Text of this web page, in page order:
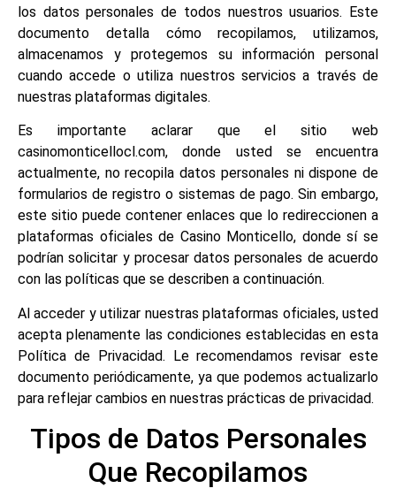
los datos personales de todos nuestros usuarios. Este
documento detalla cómo recopilamos, utilizamos,
almacenamos y protegemos su información personal
cuando accede o utiliza nuestros servicios a través de
nuestras plataformas digitales.
Es importante aclarar que el sitio web
casinomonticellocl.com, donde usted se encuentra
actualmente, no recopila datos personales ni dispone de
formularios de registro o sistemas de pago. Sin embargo,
este sitio puede contener enlaces que lo redireccionen a
plataformas oficiales de Casino Monticello, donde sí se
podrían solicitar y procesar datos personales de acuerdo
con las políticas que se describen a continuación.
Al acceder y utilizar nuestras plataformas oficiales, usted
acepta plenamente las condiciones establecidas en esta
Política de Privacidad. Le recomendamos revisar este
documento periódicamente, ya que podemos actualizarlo
para reflejar cambios en nuestras prácticas de privacidad.
Tipos de Datos Personales
Que Recopilamos